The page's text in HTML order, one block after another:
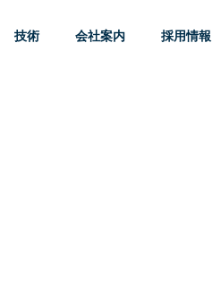
技術 会社案内 採用情報